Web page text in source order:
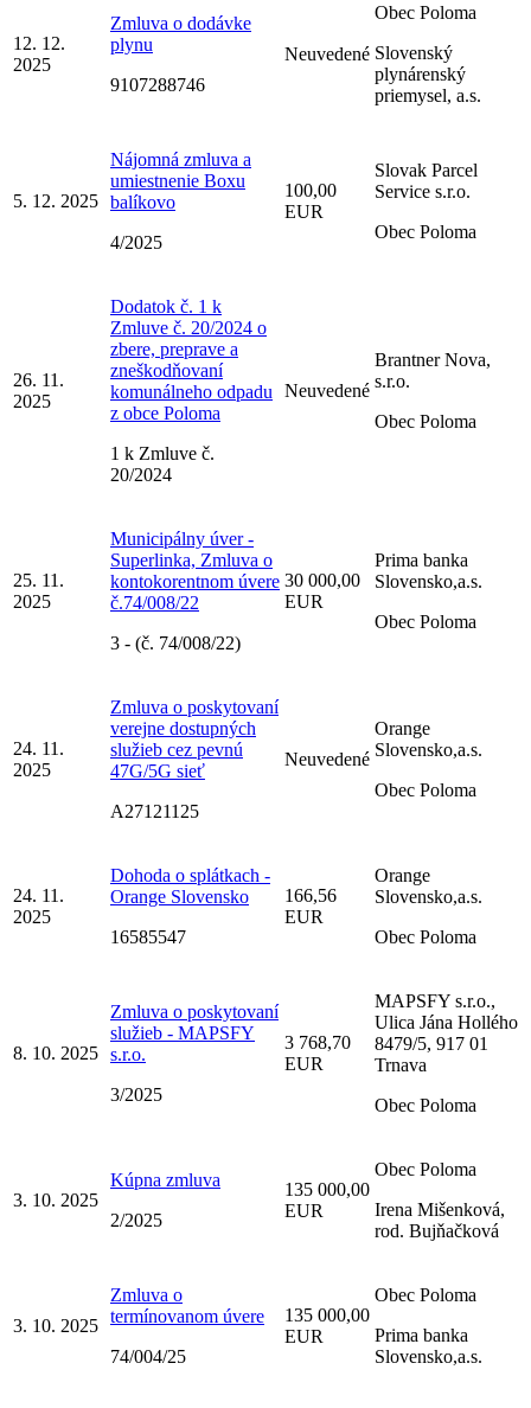
12. 12.
2025
Zmluva o dodávke
plynu
9107288746
Neuvedené
Obec Poloma
Slovenský
plynárenský
priemysel, a.s.
5. 12. 2025
Nájomná zmluva a
umiestnenie Boxu
balíkovo
4/2025
100,00
EUR
Slovak Parcel
Service s.r.o.
Obec Poloma
26. 11.
2025
Dodatok č. 1 k
Zmluve č. 20/2024 o
zbere, preprave a
zneškodňovaní
komunálneho odpadu
z obce Poloma
1 k Zmluve č.
20/2024
Neuvedené
Brantner Nova,
s.r.o.
Obec Poloma
25. 11.
2025
Municipálny úver -
Superlinka, Zmluva o
kontokorentnom úvere
č.74/008/22
3 - (č. 74/008/22)
30 000,00
EUR
Prima banka
Slovensko,a.s.
Obec Poloma
24. 11.
2025
Zmluva o poskytovaní
verejne dostupných
služieb cez pevnú
47G/5G sieť
A27121125
Neuvedené
Orange
Slovensko,a.s.
Obec Poloma
24. 11.
2025
Dohoda o splátkach -
Orange Slovensko
16585547
166,56
EUR
Orange
Slovensko,a.s.
Obec Poloma
8. 10. 2025
Zmluva o poskytovaní
služieb - MAPSFY
s.r.o.
3/2025
3 768,70
EUR
MAPSFY s.r.o.,
Ulica Jána Hollého
8479/5, 917 01
Trnava
Obec Poloma
3. 10. 2025
Kúpna zmluva
2/2025
135 000,00
EUR
Obec Poloma
Irena Mišenková,
rod. Bujňačková
3. 10. 2025
Zmluva o
termínovanom úvere
74/004/25
135 000,00
EUR
Obec Poloma
Prima banka
Slovensko,a.s.